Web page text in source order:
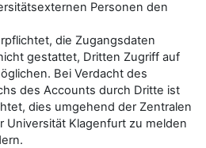
Personen den
die Zugangsdaten
gestattet, Dritten Zugriff auf
Bei Verdacht des
des Accounts durch Dritte ist
dies umgehend der Zentralen
Universität Klagenfurt zu melden